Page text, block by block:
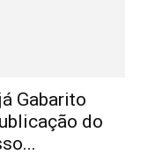
Gabarito
do